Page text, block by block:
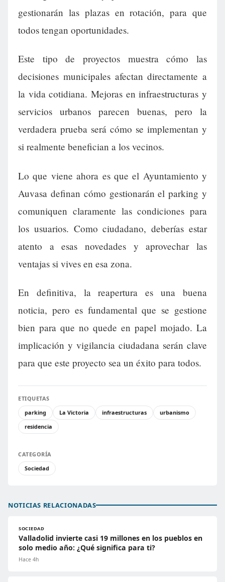
gestionarán las plazas en rotación, para que
todos tengan oportunidades.
Este tipo de proyectos muestra cómo las
decisiones municipales afectan directamente a
la vida cotidiana. Mejoras en infraestructuras y
servicios urbanos parecen buenas, pero la
verdadera prueba será cómo se implementan y
si realmente benefician a los vecinos.
Lo que viene ahora es que el Ayuntamiento y
Auvasa definan cómo gestionarán el parking y
comuniquen claramente las condiciones para
los usuarios. Como ciudadano, deberías estar
atento a esas novedades y aprovechar las
ventajas si vives en esa zona.
En definitiva, la reapertura es una buena
noticia, pero es fundamental que se gestione
bien para que no quede en papel mojado. La
implicación y vigilancia ciudadana serán clave
para que este proyecto sea un éxito para todos.
ETIQUETAS
parking
La Victoria infraestructuras
urbanismo
residencia
CATEGORÍA
Sociedad
NOTICIAS RELACIONADAS
SOCIEDAD
Valladolid invierte casi 19 millones en los pueblos en
solo medio año: ¿Qué significa para ti?
Hace 4h